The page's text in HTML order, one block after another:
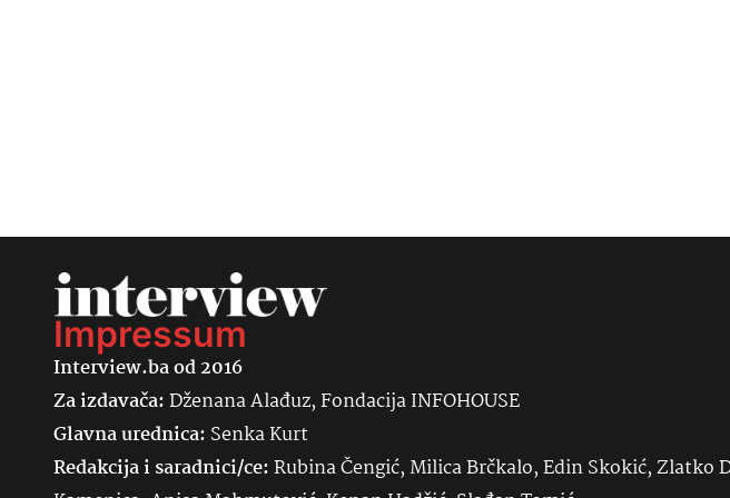
Impressum
Interview.ba od 2016
Za izdavača:Dženana Alađuz, Fondacija INFOHOUSE
Glavna urednica: SenkaKurt
Redakcija i saradnici/ce:Rubina Čengić, Milica Brčkalo, Edin Skokić, Zlatko